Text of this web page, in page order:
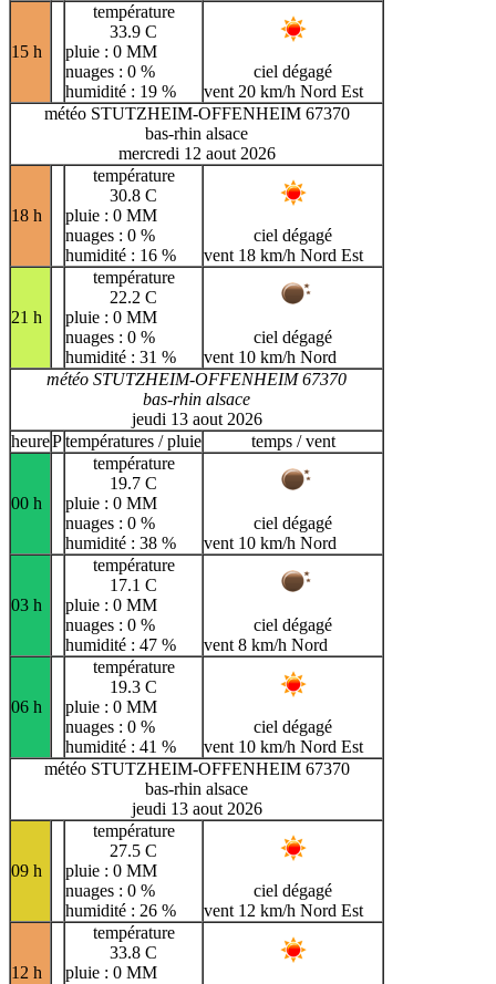
15 h
température
33.9 C
pluie : 0 MM
nuages : 0 %
humidité : 19 %
ciel dégagé
vent 20 km/h Nord Est
météo STUTZHEIM-OFFENHEIM 67370
bas-rhin alsace
mercredi 12 aout 2026
18 h
température
30.8 C
pluie : 0 MM
nuages : 0 %
humidité : 16 %
ciel dégagé
vent 18 km/h Nord Est
21 h
température
22.2 C
pluie : 0 MM
nuages : 0 %
humidité : 31 %
ciel dégagé
vent 10 km/h Nord
météo STUTZHEIM-OFFENHEIM 67370
bas-rhin alsace
jeudi 13 aout 2026
heurePtempératures / pluie temps / vent
00 h
température
19.7 C
pluie : 0 MM
nuages : 0 %
humidité : 38 %
ciel dégagé
vent 10 km/h Nord
03 h
température
17.1 C
pluie : 0 MM
nuages : 0 %
humidité : 47 %
ciel dégagé
vent 8 km/h Nord
06 h
température
19.3 C
pluie : 0 MM
nuages : 0 %
humidité : 41 %
ciel dégagé
vent 10 km/h Nord Est
météo STUTZHEIM-OFFENHEIM 67370
bas-rhin alsace
jeudi 13 aout 2026
09 h
température
27.5 C
pluie : 0 MM
nuages : 0 %
humidité : 26 %
ciel dégagé
vent 12 km/h Nord Est
12 h
température
33.8 C
pluie : 0 MM